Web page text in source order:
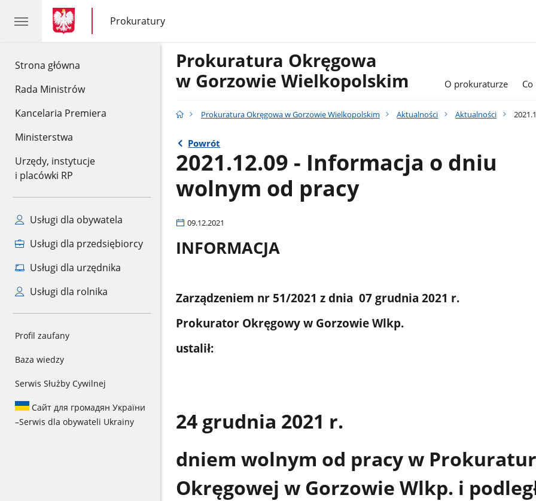
Strona główna
Rada Ministrów
Kancelaria Premiera
Ministerstwa
Urzędy, instytucje
i placówki RP
Usługi dla obywatela
Usługi dla przedsiębiorcy
Usługi dla urzędnika
Usługi dla rolnika
Profil zaufany
Baza wiedzy
Serwis Służby Cywilnej
Сайт для громадян України
–Serwis dla obywateli Ukrainy
gov.pl
gov.pl
Prokuratury
gov.pl
Prokuratury
Prokuratura Okręgowa
w Gorzowie Wielkopolskim
O prokuraturze
Prokuratura Okręgowa w Gorzowie Wielkopolskim Aktualności Aktualności
Powrót
2021.12.09 - Informacja o dniu
wolnym od pracy
09.12.2021
INFORMACJA
Zarządzeniem nr 51/2021 z dnia 07 grudnia 2021 r.
Prokurator Okręgowy w Gorzowie Wlkp.
ustalił:
24 grudnia 2021 r.
dniem wolnym od pracy w
Okręgowej w Gorzowie Wlkp. i